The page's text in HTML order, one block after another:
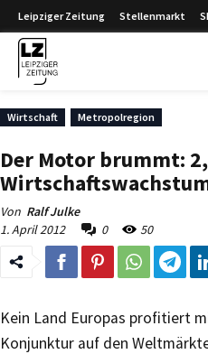
Leipziger Zeitung Stellenmarkt
Wirtschaft Metropolregion
Der Motor brummt:
Von Ralf Julke
1. April 2012
0 50
Kein Land Europas profitiert
Konjunktur auf den